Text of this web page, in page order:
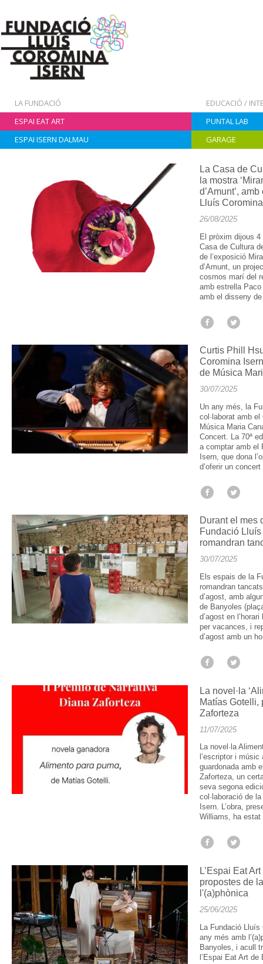
LA FUNDACIÓ
EDUCACIÓ /
ESPAI EAT ART
PUNTAL LAB
ESPAI ISERN DALMAU
GARAGE
La Casa de
la mostra
d’Amunt’,
Lluís
26/08/2025
El pròxim dijous
Casa de Cultura
de l’exposició
d’Amunt, un
cosmos marí del
amb estrella
amb el disseny
Curtis Phill
Coromina
de Música
30/07/2025
Un any més, la
col·laborat amb
Música Maria
Concert. La 70ª
a comptar amb el
Isern, que dona
d’oferir un
Durant el mes
Fundació
romandran
30/07/2025
Els espais de la
romandran
d’agost, amb
de Banyoles
d’agost en
per vacances, i
d’agost amb un
La novel·la
Matías Gotelli,
Zaforteza
11/07/2025
La novel·la
l’escriptor i
guardonada amb
Zaforteza, un
seva segona
col·laboració de
Isern. L’obra,
Williams, ha
L’Espai Eat
propostes de
l'(a)phònica
25/06/2025
La Fundació Lluís
any més amb
Banyoles, i acull
l’Espai Eat Art